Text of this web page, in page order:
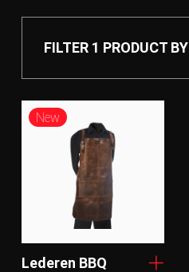
FILTER 1 PRODUCT BY
Features
Bruin
Volnerf rundsleder
New
Lederen BBQ